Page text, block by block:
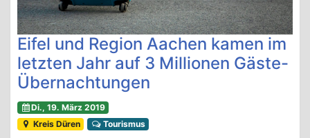
Eifel und Region Aachen kamen im
letzten Jahr auf 3 Millionen Gäste-
Übernachtungen
Di., 19. März 2019
Kreis Düren
Tourismus